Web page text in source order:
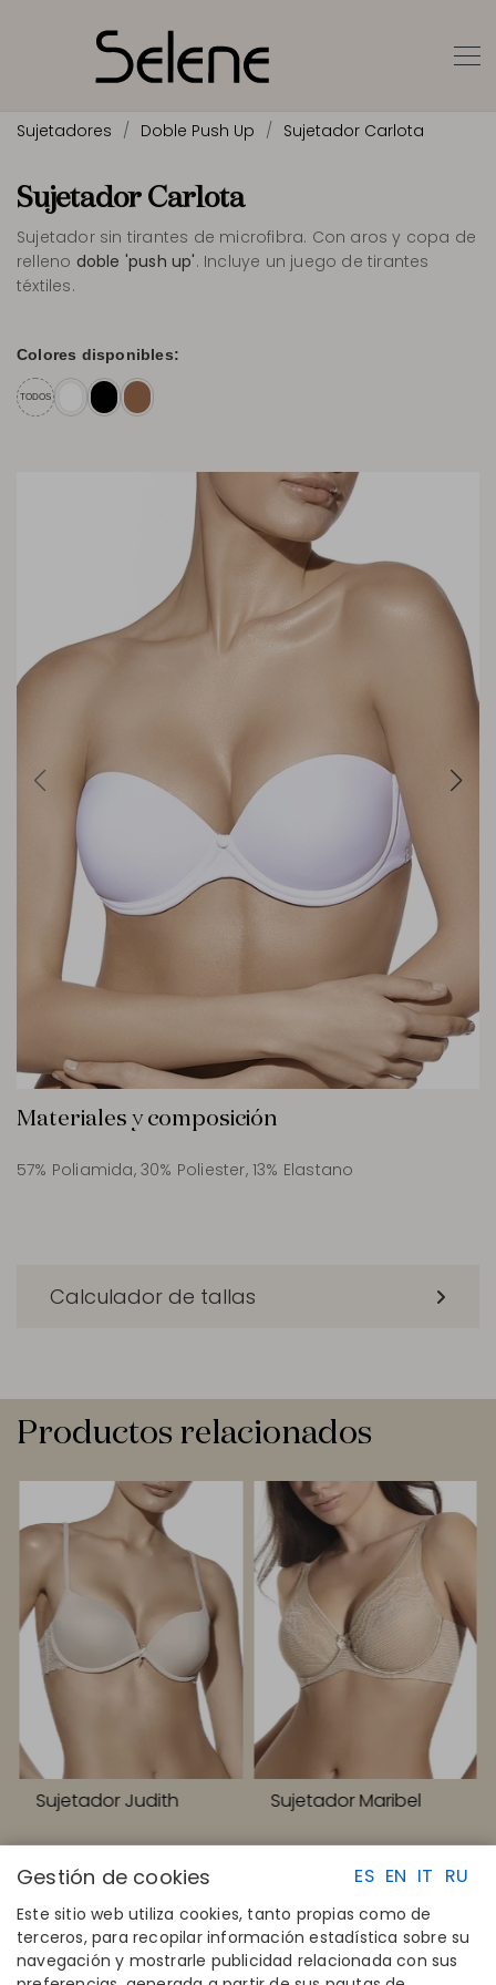
Sujetadores Doble Push Up Sujetador Carlota
Sujetador Carlota
Sujetador sin tirantes de microfibra. Con aros y copa de
relleno doble 'push up'. Incluye un juego de tirantes
téxtiles.
Colores disponibles:
TODOS
Materiales y composición
57% Poliamida, 30% Poliester, 13% Elastano
Calculador de tallas
Productos relacionados
Sujetador Judith Sujetador Maribel
ES EN IT RU
Gestión de cookies
Este sitio web utiliza cookies, tanto propias como de
terceros, para recopilar información estadística sobre su
navegación y mostrarle publicidad relacionada con sus
ENLACES RAPIDOS CONTACTO